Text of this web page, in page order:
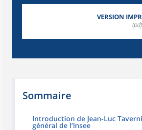
VERSION
Sommaire
Introduction de Jean-Luc
général de l’Insee